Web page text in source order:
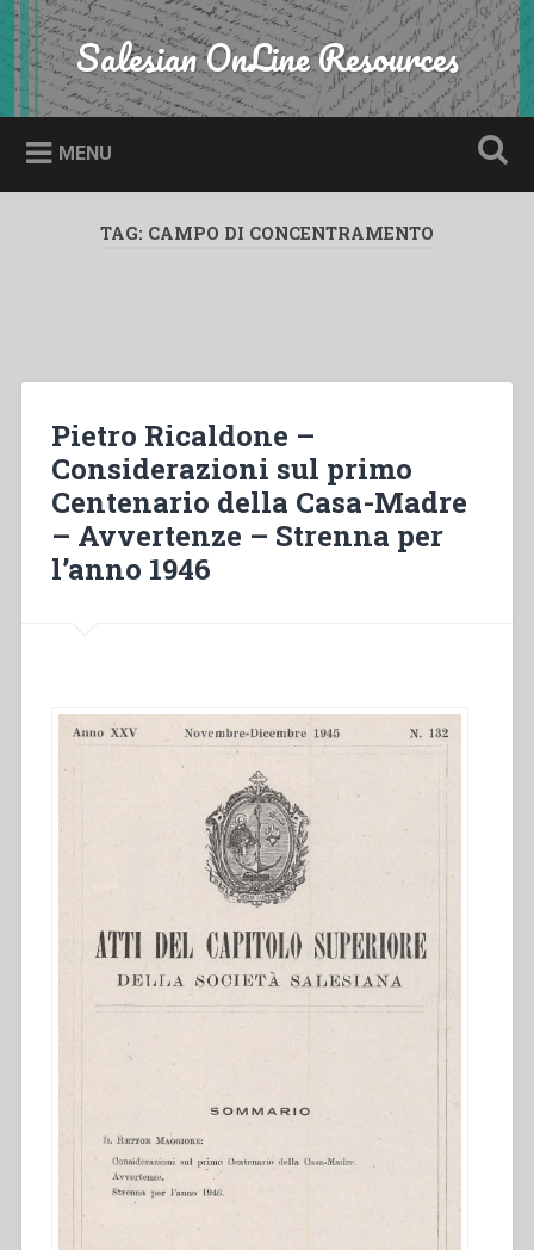
Skip
to
content
Search Salesian OnLine Resources
MENU
TAG: CAMPO DI CONCENTRAMENTO
Pietro Ricaldone –
Considerazioni sul primo
Centenario della Casa-Madre
– Avvertenze – Strenna per
l’anno 1946